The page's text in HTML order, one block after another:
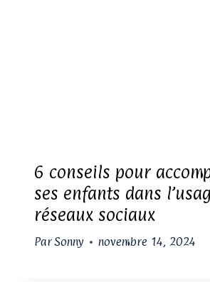
6 conseils pour
ses enfants dans
réseaux sociaux
ParSonny novembre 14, 2024